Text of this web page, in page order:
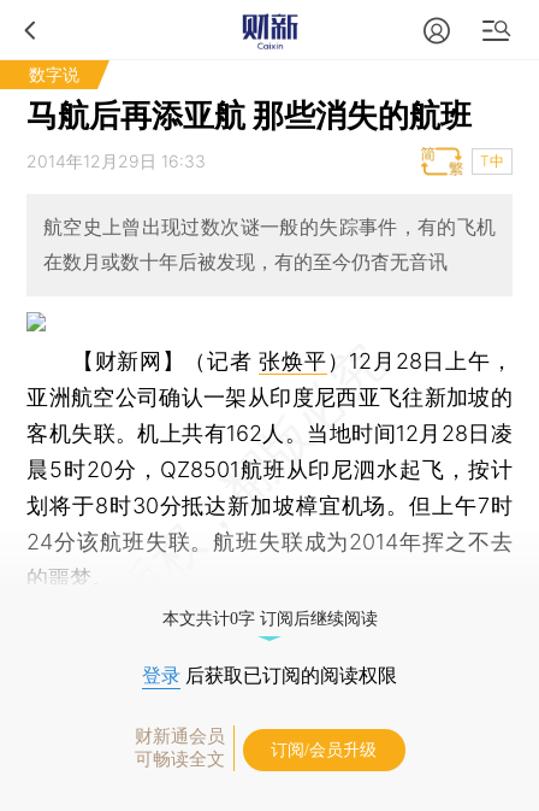
数字说
马航后再添亚航 那些消失的航班
2014年12月29日 16:33 T中
航空史上曾出现过数次谜一般的失踪事件，有的飞机
在数月或数十年后被发现，有的至今仍杳无音讯
【财新网】（记者张焕平） 12月28日上午，
亚洲航空公司确认一架从印度尼西亚飞往新加坡的
客机失联。机上共有162人。当地时间12月28日凌
晨5时20分，QZ8501航班从印尼泗水起飞，按计
划将于8时30分抵达新加坡樟宜机场。但上午7时
24分该航班失联。航班失联成为2014年挥之不去
的噩梦。
本文共计0字 订阅后继续阅读
登录 后获取已订阅的阅读权限
财新通会员
可畅读全文
订阅/会员升级